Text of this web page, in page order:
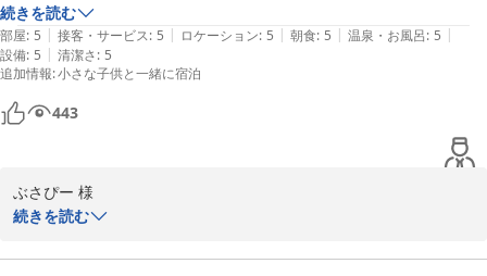
も常に気が利いていて朝食の時はスタッフのかた皆さんが気にかけてく
れたのが嬉しかったです。
また東京に来る時は利用したいです。
続きを読む
部屋: 5 | 接客・サービス: 5 | ロケーション: 5 | 朝食: 5 | 温泉・お風呂: 5 |
設備: 5 | 清潔さ: 5
追加情報:小さな子供と一緒に宿泊
443
ぶさぴー 様
ご利用いただきましてありがとうございます。またコメントをお寄
いただき大変嬉しく存じます。またお子様にもお喜びいただけたご
続きを読む